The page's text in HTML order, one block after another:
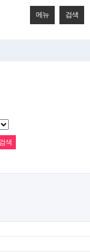
메뉴 검색